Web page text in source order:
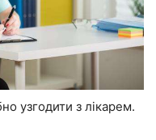
узгодити з лікарем.